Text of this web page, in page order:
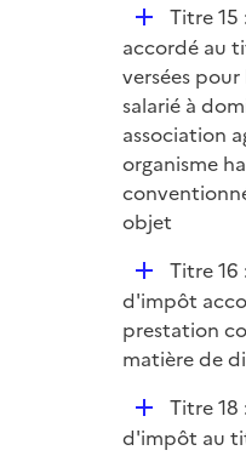
D
é
p
l
i
e
r
Titre
accordé au
versées
salarié à
association
organisme
objet
D
é
p
l
r
Titre 16
d'impôt
prestation
matière de
D
é
Titre 18
d'impôt au